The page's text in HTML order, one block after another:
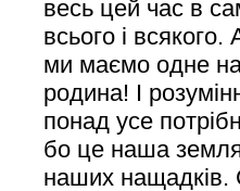
весь цей час в
всього і
ми маємо одне
родина! І
понад усе
бо це наша
наших нащадків.